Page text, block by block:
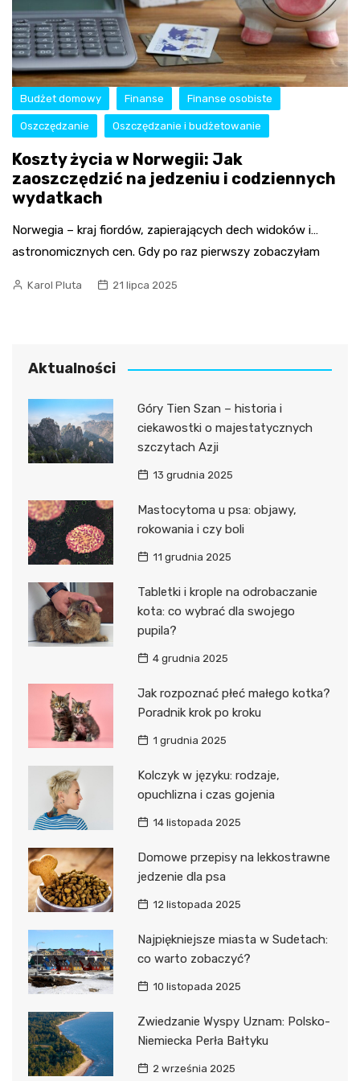
Budżet domowy Finanse Finanse osobiste
Oszczędzanie Oszczędzanie i budżetowanie
Koszty życia w Norwegii: Jak
zaoszczędzić na jedzeniu i codziennych
wydatkach
Norwegia – kraj fiordów, zapierających dech widoków i…
astronomicznych cen. Gdy po raz pierwszy zobaczyłam
Karol Pluta 21 lipca 2025
Aktualności
Góry Tien Szan – historia i
ciekawostki o majestatycznych
szczytach Azji
13 grudnia 2025
Mastocytoma u psa: objawy,
rokowania i czy boli
11 grudnia 2025
Tabletki i krople na odrobaczanie
kota: co wybrać dla swojego
pupila?
4 grudnia 2025
Jak rozpoznać płeć małego kotka?
Poradnik krok po kroku
1 grudnia 2025
Kolczyk w języku: rodzaje,
opuchlizna i czas gojenia
14 listopada 2025
Domowe przepisy na lekkostrawne
jedzenie dla psa
12 listopada 2025
Najpiękniejsze miasta w Sudetach:
co warto zobaczyć?
10 listopada 2025
Zwiedzanie Wyspy Uznam: Polsko-
Niemiecka Perła Bałtyku
2 września 2025